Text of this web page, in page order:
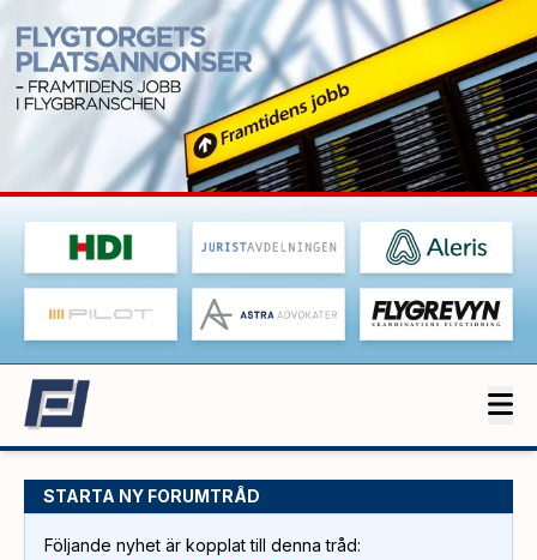
STARTA NY FORUMTRÅD
Följande nyhet är kopplat till denna tråd: